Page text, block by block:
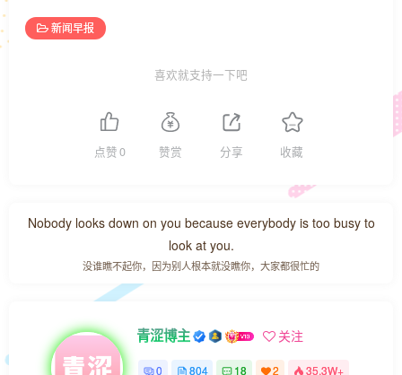
新闻早报
喜欢就支持一下吧
点赞0 赞赏 分享 收藏
Nobody looks down on you because everybody is too busy to
look at you.
没谁瞧不起你，因为别人根本就没瞧你，大家都很忙的
青涩博主 关注
0 804 18 2 35.3W+